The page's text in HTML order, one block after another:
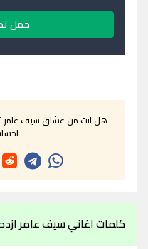
حمل
هل انت من عشاق سيف عامر
كلمات اغاني سيف عامر